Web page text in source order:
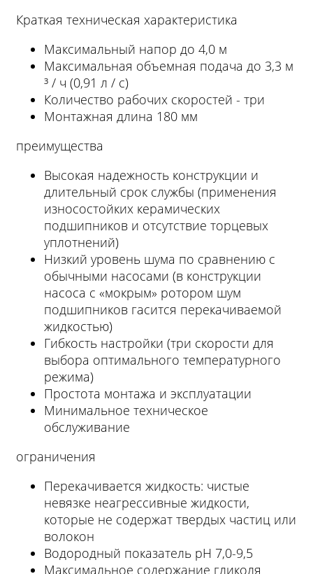
Краткая техническая характеристика
Максимальный напор до 4,0 м
Максимальная объемная подача до 3,3 м
³ / ч (0,91 л / с)
Количество рабочих скоростей - три
Монтажная длина 180 мм
преимущества
Высокая надежность конструкции и
длительный срок службы (применения
износостойких керамических
подшипников и отсутствие торцевых
уплотнений)
Низкий уровень шума по сравнению с
обычными насосами (в конструкции
насоса с «мокрым» ротором шум
подшипников гасится перекачиваемой
жидкостью)
Гибкость настройки (три скорости для
выбора оптимального температурного
режима)
Простота монтажа и эксплуатации
Минимальное техническое
обслуживание
ограничения
Перекачивается жидкость: чистые
невязке неагрессивные жидкости,
которые не содержат твердых частиц или
волокон
Водородный показатель рН 7,0-9,5
Максимальное содержание гликоля